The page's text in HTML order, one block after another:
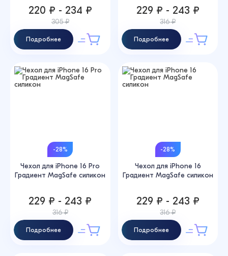
220 ₽ - 234 ₽
305 ₽
Подробнее
229 ₽ - 243 ₽
316 ₽
Подробнее
-28%
Чехол для iPhone 16 Pro
Градиент MagSafe силикон
229 ₽ - 243 ₽
316 ₽
Подробнее
-28%
Чехол для iPhone 16
Градиент MagSafe силикон
229 ₽ - 243 ₽
316 ₽
Подробнее